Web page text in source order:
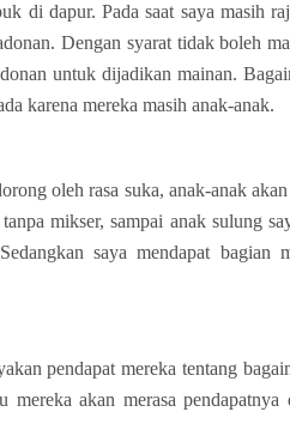
di dapur. Pada saat saya masih
Dengan syarat tidak boleh
untuk dijadikan mainan.
karena mereka masih anak-anak.
oleh rasa suka, anak-anak akan
mikser, sampai anak sulung
saya mendapat bagian
pendapat mereka tentang
akan merasa pendapatnya